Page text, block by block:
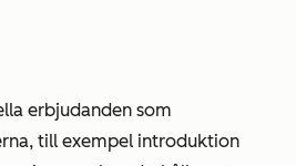
erbjudanden som
till exempel introduktion